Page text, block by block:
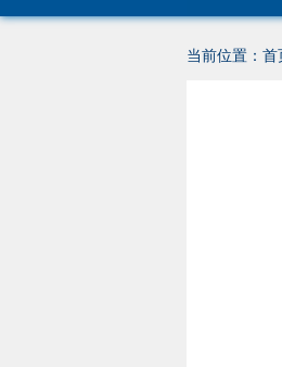
当前位置： 首